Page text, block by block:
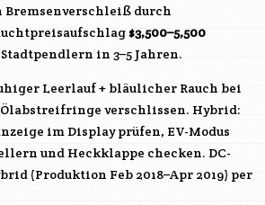
Bremsenverschleiß durch
$3,500–5,500
in 3–5 Jahren.
Leerlauf + bläulicher Rauch bei
Ölabstreifringe verschlissen. Hybrid:
im Display prüfen, EV-Modus
und Heckklappe checken. DC-
(Produktion Feb 2018–Apr 2019) per